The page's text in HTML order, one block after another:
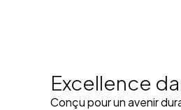
Excellence
Conçu pour un avenir